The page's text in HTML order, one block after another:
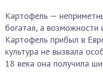
Картофель —
богатая, а
Картофель прибыл в
культура не вызвала
18 века она получила